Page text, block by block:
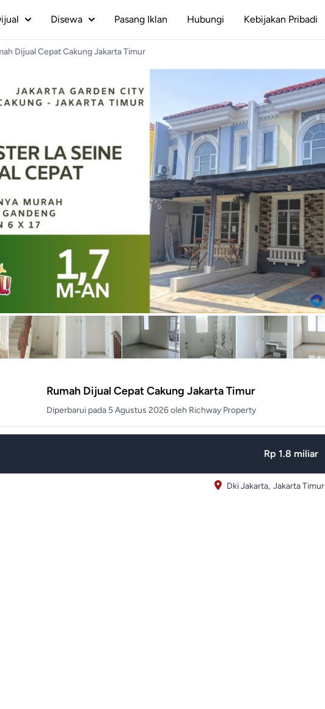
Disewa Pasang Iklan Hubungi Kebijakan Pribadi
Dijual Cepat Cakung Jakarta Timur
Rumah Dijual Cepat Cakung Jakarta Timur
Diperbarui pada 5 Agustus 2026 oleh Richway Property
Rp 1.8 miliar
Dki Jakarta, Jakarta Timur